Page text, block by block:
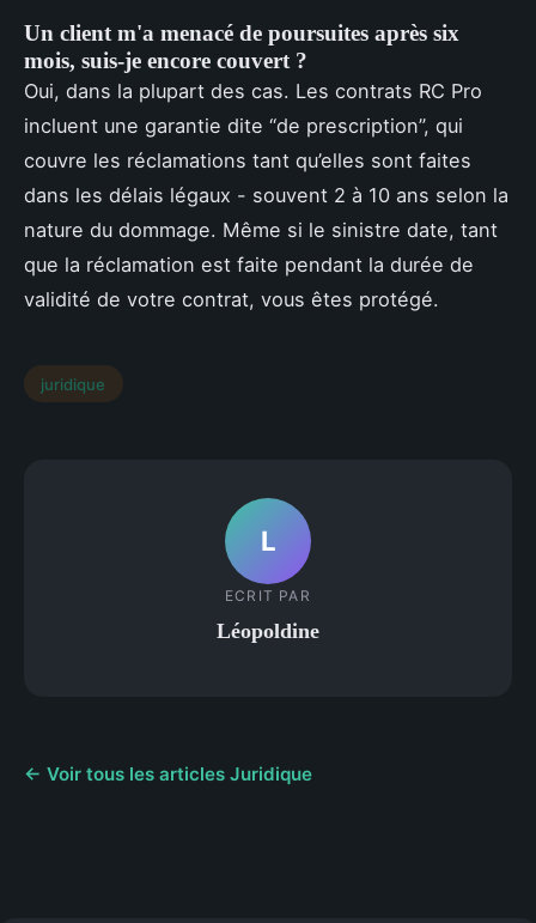
Un client m'a menacé de poursuites après six
mois, suis-je encore couvert ?
Oui, dans la plupart des cas. Les contrats RC Pro
incluent une garantie dite “de prescription”, qui
couvre les réclamations tant qu’elles sont faites
dans les délais légaux - souvent 2 à 10 ans selon la
nature du dommage. Même si le sinistre date, tant
que la réclamation est faite pendant la durée de
validité de votre contrat, vous êtes protégé.
juridique
L
ECRIT PAR
Léopoldine
← Voir tous les articles Juridique